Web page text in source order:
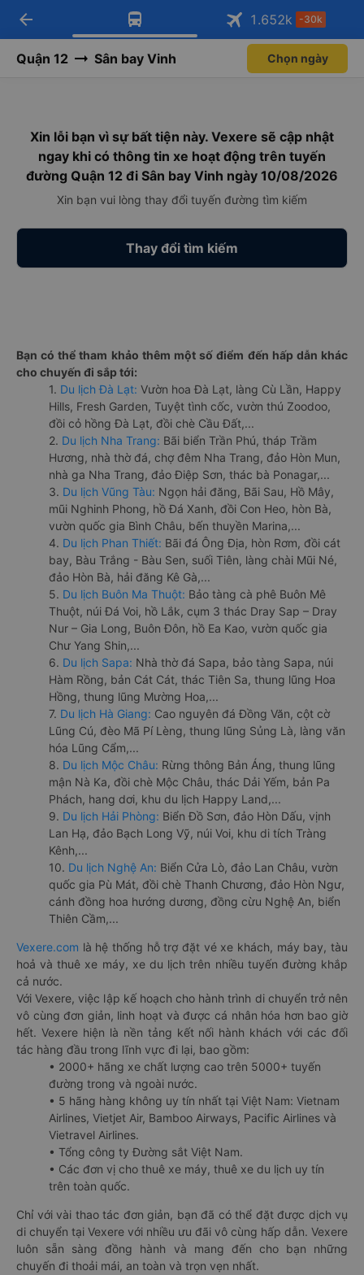
Tải app Vexere ngay!
Nhận ưu đãi thành viên độc
Mở app
Tải app Vexere
-30k/ghế khi đặt vé máy bay qua
Mở app
arrow_back 1.652k -30k
Quận 12 Sân bay Vinh Chọn ngày
Xin lỗi bạn vì sự bất tiện này. Vexere sẽ cập nhật
ngay khi có thông tin xe hoạt động trên tuyến
đường Quận 12 đi Sân bay Vinh ngày 10/08/2026
Xin bạn vui lòng thay đổi tuyến đường tìm kiếm
Thay đổi tìm kiếm
Bạn có thể tham khảo thêm một số điểm đến hấp dẫn khác
cho chuyến đi sắp tới:
1. Du lịch Đà Lạt: Vườn hoa Đà Lạt, làng Cù Lần, Happy
Hills, Fresh Garden, Tuyệt tình cốc, vườn thú Zoodoo,
đồi cỏ hồng Đà Lạt, đồi chè Cầu Đất,...
2. Du lịch Nha Trang: Bãi biển Trần Phú, tháp Trầm
Hương, nhà thờ đá, chợ đêm Nha Trang, đảo Hòn Mun,
nhà ga Nha Trang, đảo Điệp Sơn, thác bà Ponagar,...
3. Du lịch Vũng Tàu: Ngọn hải đăng, Bãi Sau, Hồ Mây,
mũi Nghinh Phong, hồ Đá Xanh, đồi Con Heo, hòn Bà,
vườn quốc gia Bình Châu, bến thuyền Marina,...
4. Du lịch Phan Thiết: Bãi đá Ông Địa, hòn Rơm, đồi cát
bay, Bàu Trắng - Bàu Sen, suối Tiên, làng chài Mũi Né,
đảo Hòn Bà, hải đăng Kê Gà,...
5. Du lịch Buôn Ma Thuột: Bảo tàng cà phê Buôn Mê
Thuột, núi Đá Voi, hồ Lắk, cụm 3 thác Dray Sap – Dray
Nur – Gia Long, Buôn Đôn, hồ Ea Kao, vườn quốc gia
Chư Yang Shin,...
6. Du lịch Sapa: Nhà thờ đá Sapa, bảo tàng Sapa, núi
Hàm Rồng, bản Cát Cát, thác Tiên Sa, thung lũng Hoa
Hồng, thung lũng Mường Hoa,...
7. Du lịch Hà Giang: Cao nguyên đá Đồng Văn, cột cờ
Lũng Cú, đèo Mã Pí Lèng, thung lũng Sủng Là, làng văn
hóa Lũng Cẩm,...
8. Du lịch Mộc Châu: Rừng thông Bản Áng, thung lũng
mận Nà Ka, đồi chè Mộc Châu, thác Dải Yếm, bản Pa
Phách, hang dơi, khu du lịch Happy Land,...
9. Du lịch Hải Phòng: Biển Đồ Sơn, đảo Hòn Dấu, vịnh
Lan Hạ, đảo Bạch Long Vỹ, núi Voi, khu di tích Tràng
Kênh,...
10. Du lịch Nghệ An: Biển Cửa Lò, đảo Lan Châu, vườn
quốc gia Pù Mát, đồi chè Thanh Chương, đảo Hòn Ngư,
cánh đồng hoa hướng dương, đồng cừu Nghệ An, biển
Thiên Cầm,...
Vexere.com là hệ thống hỗ trợ đặt vé xe khách, máy bay, tàu
hoả và thuê xe máy, xe du lịch trên nhiều tuyến đường khắp
cả nước.
Với Vexere, việc lập kế hoạch cho hành trình di chuyển trở nên
vô cùng đơn giản, linh hoạt và được cá nhân hóa hơn bao giờ
hết. Vexere hiện là nền tảng kết nối hành khách với các đối
tác hàng đầu trong lĩnh vực đi lại, bao gồm:
• 2000+ hãng xe chất lượng cao trên 5000+ tuyến
đường trong và ngoài nước.
• 5 hãng hàng không uy tín nhất tại Việt Nam: Vietnam
Airlines, Vietjet Air, Bamboo Airways, Pacific Airlines và
Vietravel Airlines.
• Tổng công ty Đường sắt Việt Nam.
• Các đơn vị cho thuê xe máy, thuê xe du lịch uy tín
trên toàn quốc.
Chỉ với vài thao tác đơn giản, bạn đã có thể đặt được dịch vụ
di chuyển tại Vexere với nhiều ưu đãi vô cùng hấp dẫn. Vexere
luôn sẵn sàng đồng hành và mang đến cho bạn những
chuyến đi thoải mái, an toàn và trọn vẹn nhất.